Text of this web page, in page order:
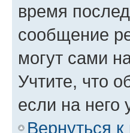
время
сообщение
могут сами
Учтите, что
если на него
Вернуться к